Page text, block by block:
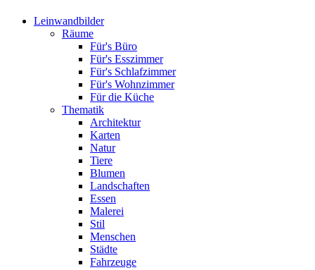
Leinwandbilder
Räume
Für's Büro
Für's Esszimmer
Für's Schlafzimmer
Für's Wohnzimmer
Für die Küche
Thematik
Architektur
Karten
Natur
Tiere
Blumen
Landschaften
Essen
Malerei
Stil
Menschen
Städte
Fahrzeuge